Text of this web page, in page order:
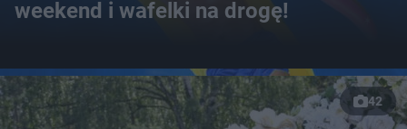
weekend i wafelki na drogę!
42